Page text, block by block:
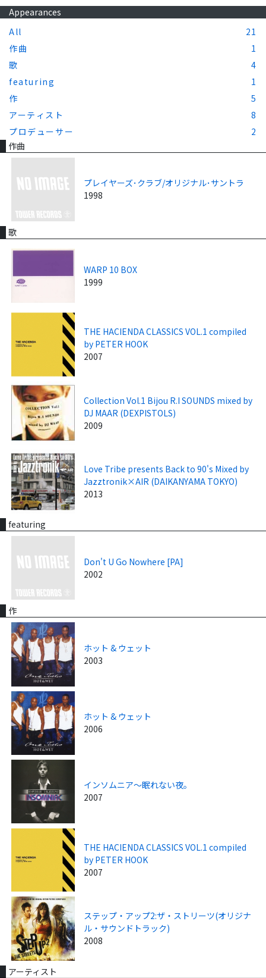
Appearances
All
21
作曲
1
歌
4
featuring
1
作
5
アーティスト
8
プロデューサー
2
作曲
プレイヤーズ･クラブ/オリジナル･サントラ
1998
歌
WARP 10 BOX
1999
THE HACIENDA CLASSICS VOL.1 compiled
by PETER HOOK
2007
Collection Vol.1 Bijou R.I SOUNDS mixed by
DJ MAAR (DEXPISTOLS)
2009
Love Tribe presents Back to 90's Mixed by
Jazztronik×AIR (DAIKANYAMA TOKYO)
2013
featuring
Don't U Go Nowhere [PA]
2002
作
ホット & ウェット
2003
ホット & ウェット
2006
インソムニア～眠れない夜。
2007
THE HACIENDA CLASSICS VOL.1 compiled
by PETER HOOK
2007
ステップ・アップ2:ザ・ストリーツ(オリジナ
ル・サウンドトラック)
2008
アーティスト